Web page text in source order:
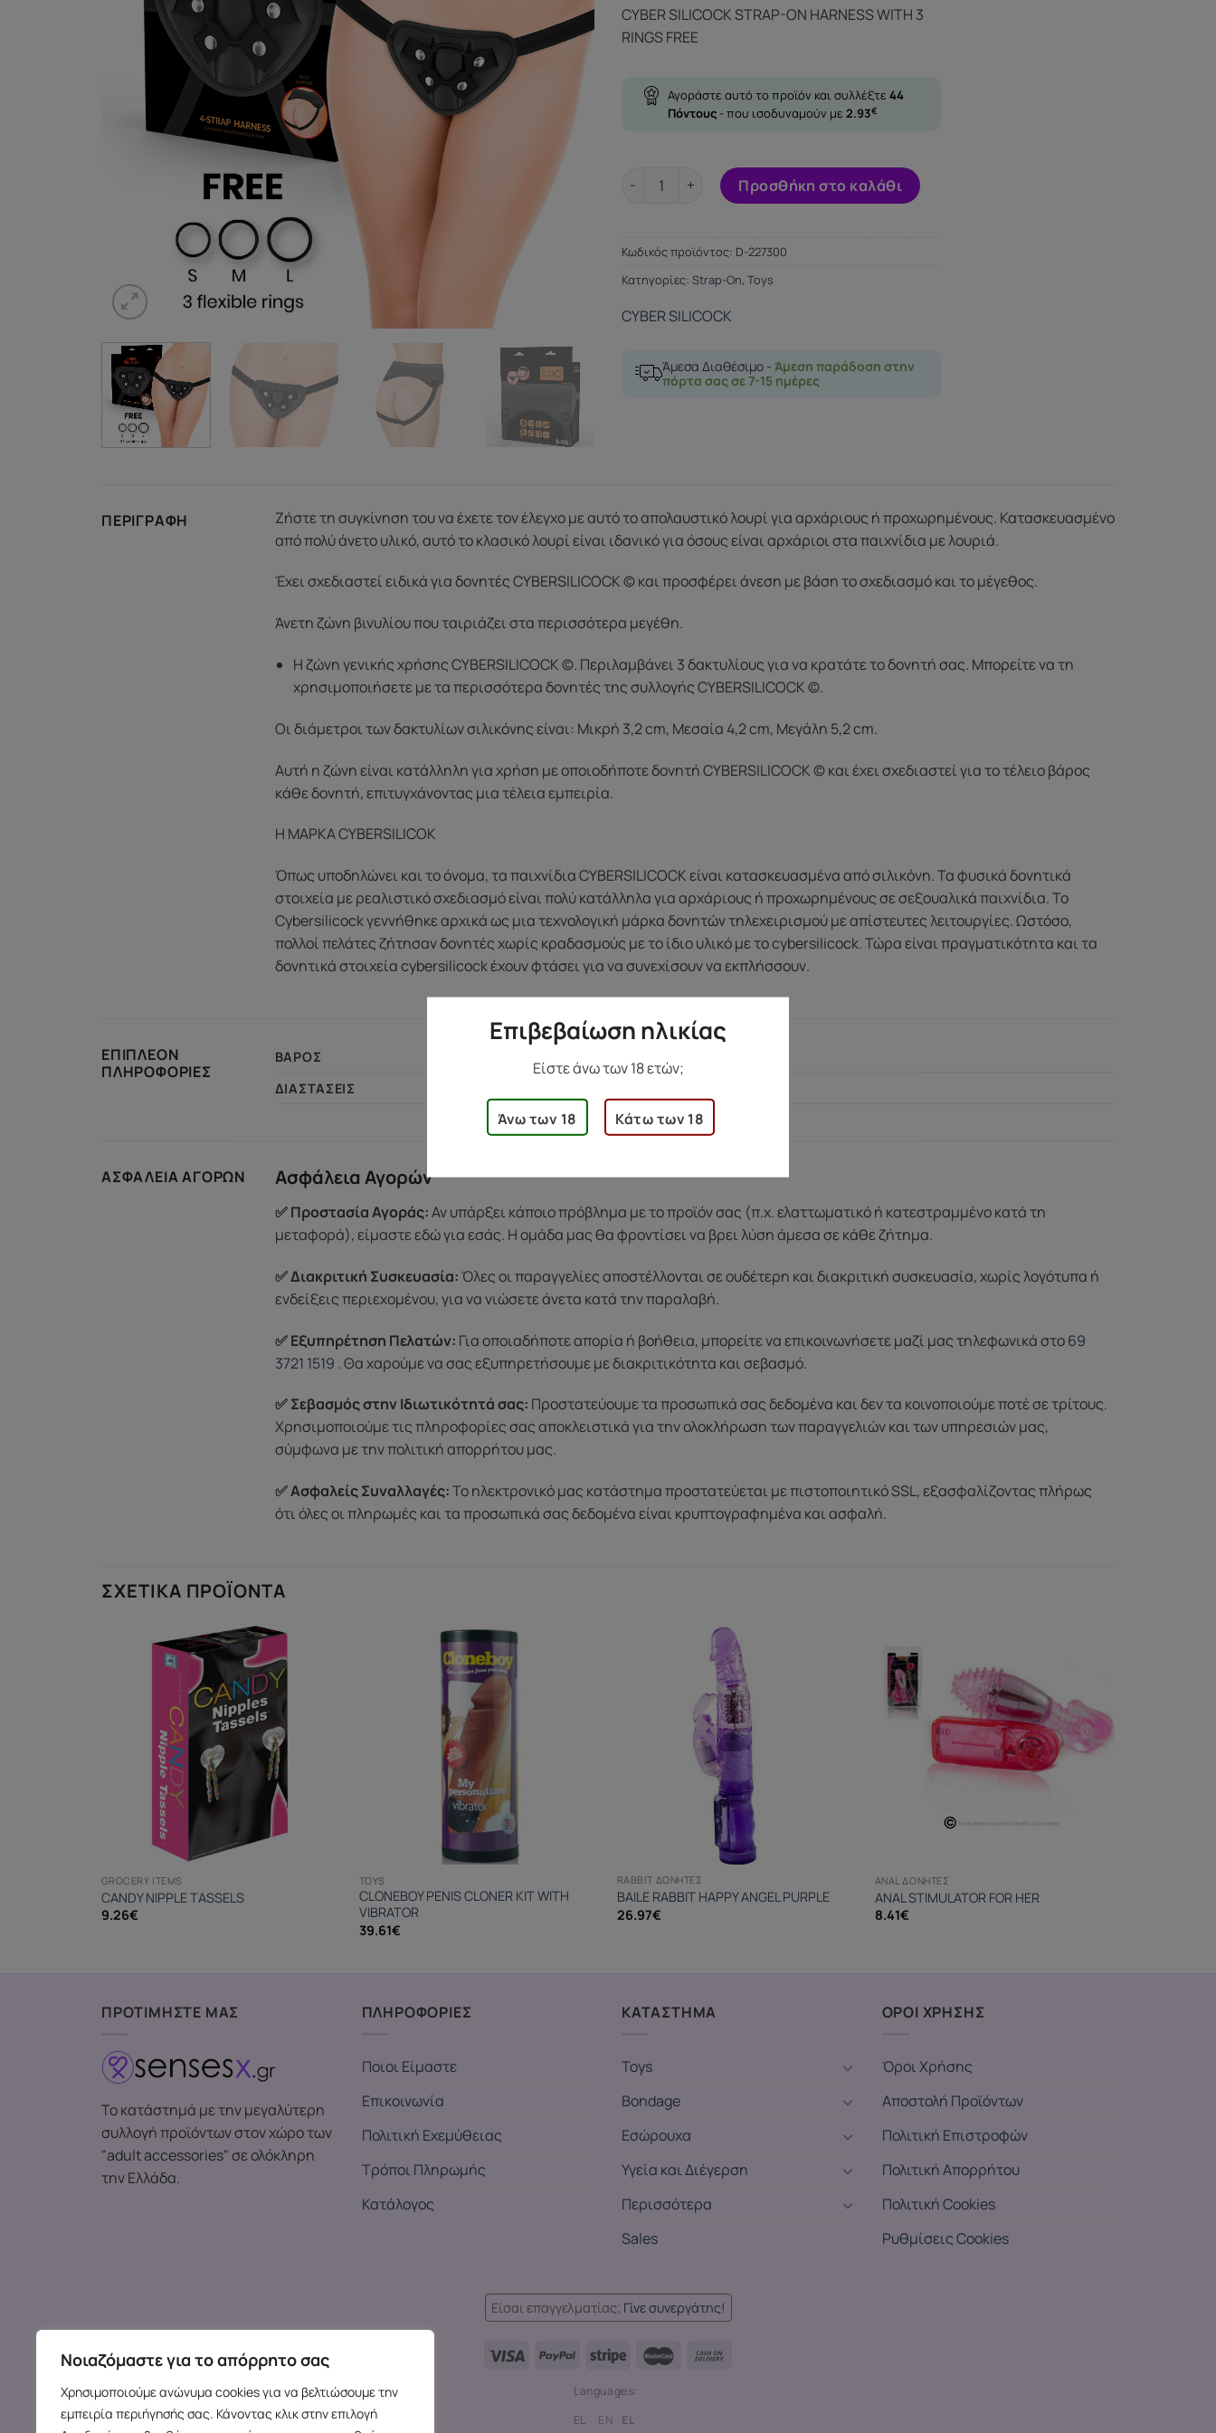
Νοιαζόμαστε για το απόρρητο σας
Χρησιμοποιούμε ανώνυμα cookies για να βελτιώσουμε την
εμπειρία περιήγησής σας. Κάνοντας κλικ στην επιλογή
was: τιμή
CYBER SILICOCK STRAP-ON HARNESS WITH 3
RINGS FREE
Αγοράστε αυτό το προϊόν και συλλέξτε 44
Πόντους - που ισοδυναμούν με 2.93€
CYBER SILICOCK STRAP-ON HARNESS WITH 3 RINGS FREE ποσότητα
Προσθήκη στο καλάθι
Κωδικός προϊόντος: D-227300
Κατηγορίες: Strap-On, Toys
CYBER SILICOCK
Άμεσα Διαθέσιμο - Άμεση παράδοση στην
πόρτα σας σε 7-15 ημέρες
ΠΕΡΙΓΡΑΦΉ
Ζήστε τη συγκίνηση του να έχετε τον έλεγχο με αυτό το απολαυστικό λουρί για αρχάριους ή προχωρημένους. Κατασκευασμένο
από πολύ άνετο υλικό, αυτό το κλασικό λουρί είναι ιδανικό για όσους είναι αρχάριοι στα παιχνίδια με λουριά.
Έχει σχεδιαστεί ειδικά για δονητές CYBERSILICOCK © και προσφέρει άνεση με βάση το σχεδιασμό και το μέγεθος.
Άνετη ζώνη βινυλίου που ταιριάζει στα περισσότερα μεγέθη.
Η ζώνη γενικής χρήσης CYBERSILICOCK ©. Περιλαμβάνει 3 δακτυλίους για να κρατάτε το δονητή σας. Μπορείτε να τη
χρησιμοποιήσετε με τα περισσότερα δονητές της συλλογής CYBERSILICOCK ©.
Οι διάμετροι των δακτυλίων σιλικόνης είναι: Μικρή 3,2 cm, Μεσαία 4,2 cm, Μεγάλη 5,2 cm.
Αυτή η ζώνη είναι κατάλληλη για χρήση με οποιοδήποτε δονητή CYBERSILICOCK © και έχει σχεδιαστεί για το τέλειο βάρος
κάθε δονητή, επιτυγχάνοντας μια τέλεια εμπειρία.
Η ΜΑΡΚΑ CYBERSILICOK
Όπως υποδηλώνει και το όνομα, τα παιχνίδια CYBERSILICOCK είναι κατασκευασμένα από σιλικόνη. Τα φυσικά δονητικά
στοιχεία με ρεαλιστικό σχεδιασμό είναι πολύ κατάλληλα για αρχάριους ή προχωρημένους σε σεξουαλικά παιχνίδια. Το
Cybersilicock γεννήθηκε αρχικά ως μια τεχνολογική μάρκα δονητών τηλεχειρισμού με απίστευτες λειτουργίες. Ωστόσο,
πολλοί πελάτες ζήτησαν δονητές χωρίς κραδασμούς με το ίδιο υλικό με το cybersilicock. Τώρα είναι πραγματικότητα και τα
δονητικά στοιχεία cybersilicock έχουν φτάσει για να συνεχίσουν να εκπλήσσουν.
ΕΠΙΠΛΈΟΝ
ΠΛΗΡΟΦΟΡΊΕΣ
ΒΆΡΟΣ
ΔΙΑΣΤΆΣΕΙΣ
ΑΣΦΆΛΕΙΑ ΑΓΟΡΏΝ Ασφάλεια Αγορών
✅ Προστασία Αγοράς:Αν υπάρξει κάποιο πρόβλημα με το προϊόν σας (π.χ. ελαττωματικό ή κατεστραμμένο κατά τη
μεταφορά), είμαστε εδώ για εσάς. Η ομάδα μας θα φροντίσει να βρει λύση άμεσα σε κάθε ζήτημα.
✅ Διακριτική Συσκευασία:Όλες οι παραγγελίες αποστέλλονται σε ουδέτερη και διακριτική συσκευασία, χωρίς λογότυπα ή
ενδείξεις περιεχομένου, για να νιώσετε άνετα κατά την παραλαβή.
✅ Εξυπηρέτηση Πελατών: Για οποιαδήποτε απορία ή βοήθεια, μπορείτε να επικοινωνήσετε μαζί μας τηλεφωνικά στο69
3721 1519 . Θα χαρούμε να σας εξυπηρετήσουμε με διακριτικότητα και σεβασμό.
✅ Σεβασμός στην Ιδιωτικότητά σας: Προστατεύουμε τα προσωπικά σας δεδομένα και δεν τα κοινοποιούμε ποτέ σε τρίτους.
Χρησιμοποιούμε τις πληροφορίες σας αποκλειστικά για την ολοκλήρωση των παραγγελιών και των υπηρεσιών μας,
σύμφωνα με την πολιτική απορρήτου μας.
✅ Ασφαλείς Συναλλαγές:Το ηλεκτρονικό μας κατάστημα προστατεύεται με πιστοποιητικό SSL, εξασφαλίζοντας πλήρως
ότι όλες οι πληρωμές και τα προσωπικά σας δεδομένα είναι κρυπτογραφημένα και ασφαλή.
ΣΧΕΤΙΚΆ ΠΡΟΪΌΝΤΑ
GROCERY ITEMS
CANDY NIPPLE TASSELS
9.26€
TOYS
CLONEBOY PENIS CLONER KIT WITH
VIBRATOR
39.61€
RABBIT ΔΟΝΗΤΈΣ
BAILE RABBIT HAPPY ANGEL PURPLE
26.97€
ANAL ΔΟΝΗΤΈΣ
ANAL STIMULATOR FOR HER
8.41€
ΠΡΟΤΙΜΗΣΤΕ ΜΑΣ
Το κατάστημά με την μεγαλύτερη
συλλογή προϊόντων στον χώρο των
"adult accessories" σε ολόκληρη
την Ελλάδα.
ΠΛΗΡΟΦΟΡΙΕΣ
Ποιοι Είμαστε
Επικοινωνία
Πολιτική Εχεμύθειας
Τρόποι Πληρωμής
Κατάλογος
ΚΑΤΑΣΤΗΜΑ
Toys
Bondage
Εσώρουχα
Υγεία και Διέγερση
Περισσότερα
Sales
ΟΡΟΙ ΧΡΗΣΗΣ
Όροι Χρήσης
Αποστολή Προϊόντων
Πολιτική Επιστροφών
Πολιτική Απορρήτου
Πολιτική Cookies
Ρυθμίσεις Cookies
Είσαι επαγγελματίας; Γίνε συνεργάτης!
Languages:
EL
EN EL
Επιβεβαίωση ηλικίας
Είστε άνω των 18 ετών;
Άνω των 18 Κάτω των 18